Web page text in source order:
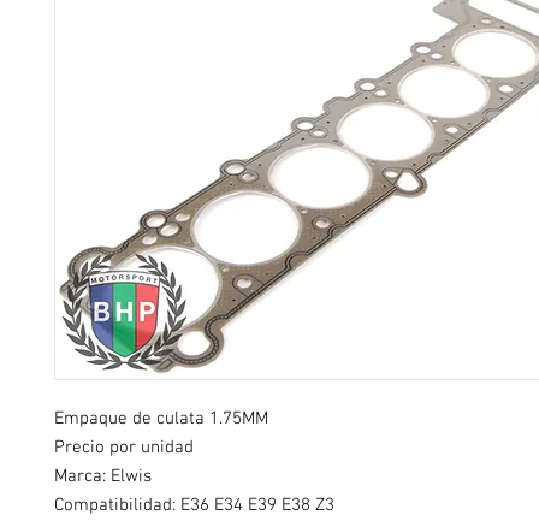
Empaque de culata 1.75MM
Precio por unidad
Marca: Elwis
Compatibilidad: E36 E34 E39 E38 Z3